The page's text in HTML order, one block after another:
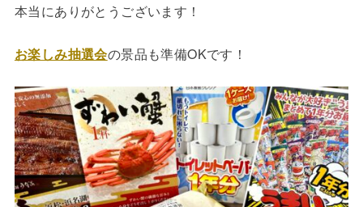
本当にありがとうございます！
お楽しみ抽選会の景品も準備OKです！